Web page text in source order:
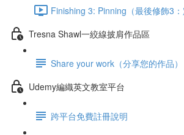
Finishing 3: Pinning（最後修飾3
Tresna Shawl一絞線披肩作品區
Share your work（分享您的作品）
Udemy編織英文教室平台
跨平台免費註冊說明